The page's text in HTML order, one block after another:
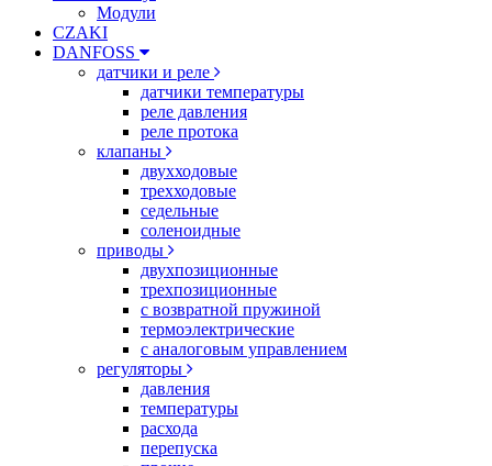
Модули
CZAKI
DANFOSS
датчики и реле
датчики температуры
реле давления
реле протока
клапаны
двухходовые
трехходовые
седельные
соленоидные
приводы
двухпозиционные
трехпозиционные
с возвратной пружиной
термоэлектрические
с аналоговым управлением
регуляторы
давления
температуры
расхода
перепуска